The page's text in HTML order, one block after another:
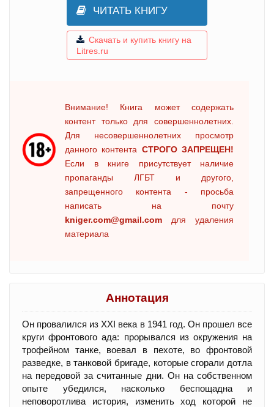
ЧИТАТЬ КНИГУ
Скачать и купить книгу на
Litres.ru
Внимание! Книга может содержать
контент только для совершеннолетних.
Для несовершеннолетних просмотр
данного контента СТРОГО ЗАПРЕЩЕН!
Если в книге присутствует наличие
пропаганды ЛГБТ и другого,
запрещенного контента - просьба
написать на почту
kniger.com@gmail.com для удаления
материала
Аннотация
Он провалился из XXI века в 1941 год. Он прошел все
круги фронтового ада: прорывался из окружения на
трофейном танке, воевал в пехоте, во фронтовой
разведке, в танковой бригаде, которые сгорали дотла
на передовой за считанные дни. Он на собственном
опыте убедился, насколько беспощадна и
неповоротлива история, изменить ход которой не